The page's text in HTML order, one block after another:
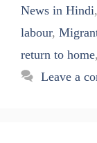
News in Hindi,
labour,
return to home
Leave a